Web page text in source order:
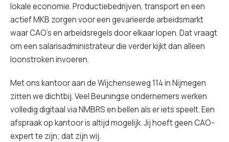
lokale economie. Productiebedrijven, transport en een
actief MKB zorgen voor een gevarieerde arbeidsmarkt
waar CAO's en arbeidsregels door elkaar lopen. Dat vraagt
om een salarisadministrateur die verder kijkt dan alleen
loonstroken invoeren.
Met ons kantoor aan de Wijchenseweg 114 in Nijmegen
zitten we dichtbij. Veel Beuningse ondernemers werken
volledig digitaal via NMBRS en bellen als er iets speelt. Een
afspraak op kantoor is altijd mogelijk. Jij hoeft geen CAO-
expert te zijn; dat zijn wij.